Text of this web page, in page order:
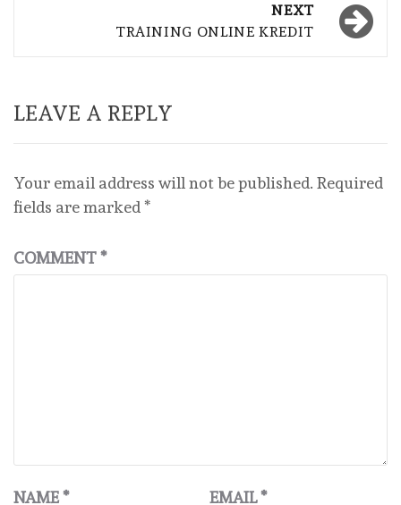
NEXT
TRAINING ONLINE KREDIT
LEAVE A REPLY
Your email address will not be published. Required
fields are marked*
COMMENT*
NAME* EMAIL*